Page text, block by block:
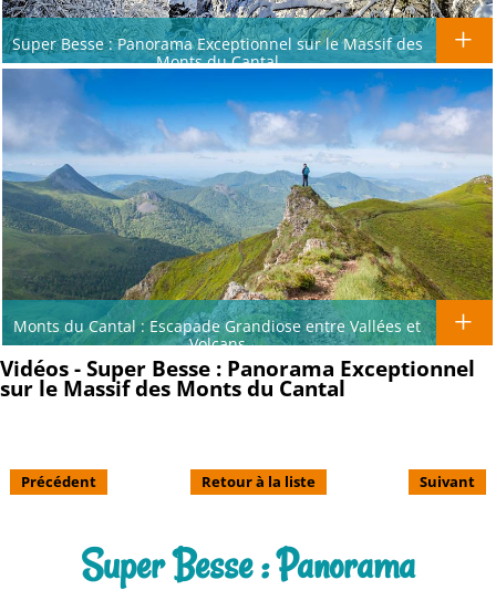
Super Besse : Panorama Exceptionnel sur le Massif des
Monts du Cantal
Monts du Cantal : Escapade Grandiose entre Vallées et
Volcans
Vidéos - Super Besse : Panorama Exceptionnel
sur le Massif des Monts du Cantal
Précédent Retour à la liste Suivant
Super Besse : Panorama